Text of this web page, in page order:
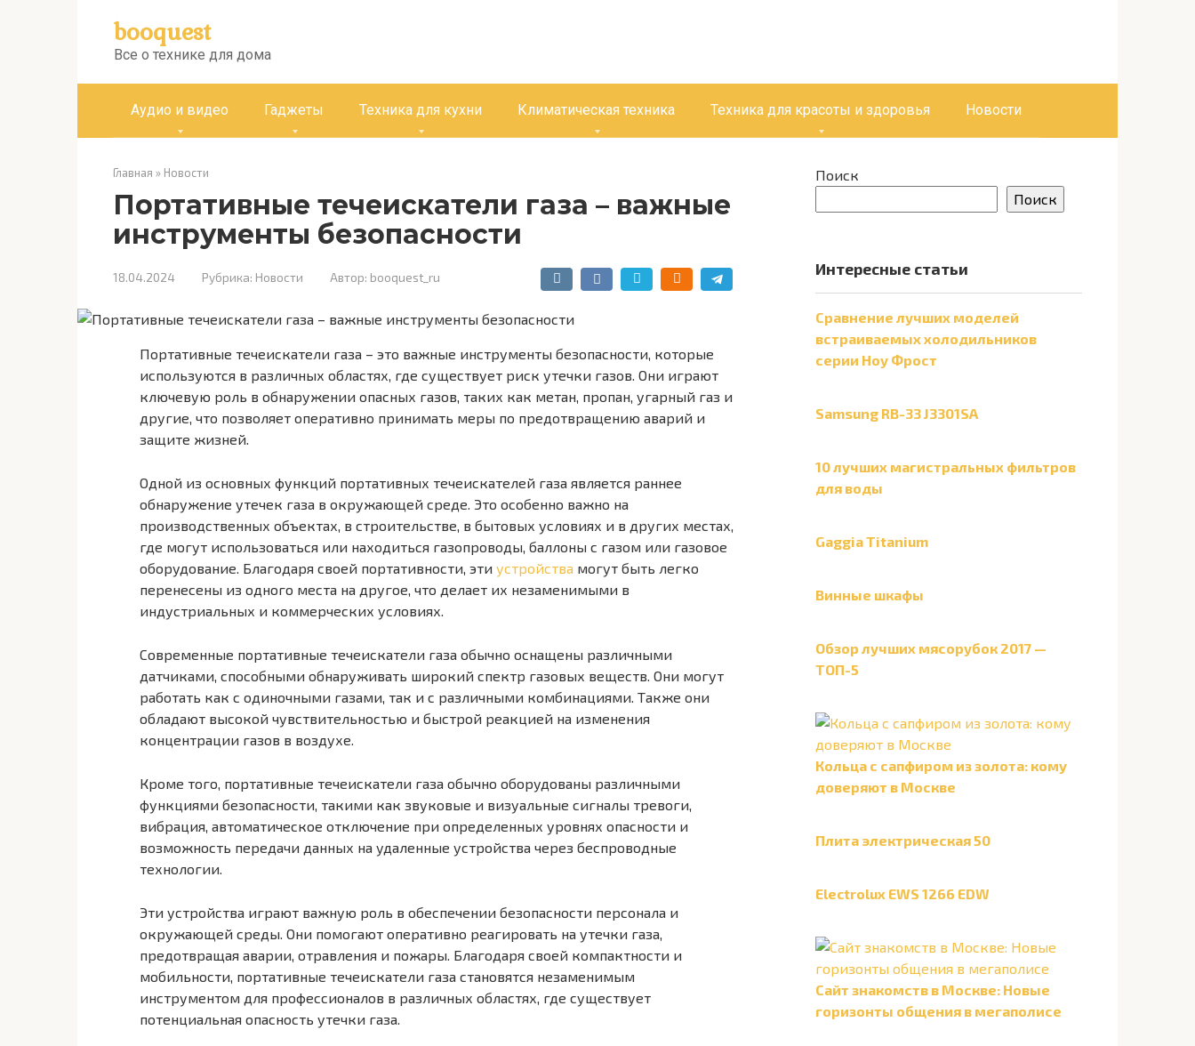
booquest
Все о технике для дома
Аудио и видео Гаджеты Техника для кухни Климатическая техника Техника для красоты и здоровья Новости
Главная » Новости
Портативные течеискатели газа – важные
инструменты безопасности
18.04.2024 Рубрика: Новости Автор: booquest_ru
Портативные течеискатели газа – это важные инструменты безопасности, которые
используются в различных областях, где существует риск утечки газов. Они играют
ключевую роль в обнаружении опасных газов, таких как метан, пропан, угарный газ и
другие, что позволяет оперативно принимать меры по предотвращению аварий и
защите жизней.
Одной из основных функций портативных течеискателей газа является раннее
обнаружение утечек газа в окружающей среде. Это особенно важно на
производственных объектах, в строительстве, в бытовых условиях и в других местах,
где могут использоваться или находиться газопроводы, баллоны с газом или газовое
оборудование. Благодаря своей портативности, эти устройства могут быть легко
перенесены из одного места на другое, что делает их незаменимыми в
индустриальных и коммерческих условиях.
Современные портативные течеискатели газа обычно оснащены различными
датчиками, способными обнаруживать широкий спектр газовых веществ. Они могут
работать как с одиночными газами, так и с различными комбинациями. Также они
обладают высокой чувствительностью и быстрой реакцией на изменения
концентрации газов в воздухе.
Кроме того, портативные течеискатели газа обычно оборудованы различными
функциями безопасности, такими как звуковые и визуальные сигналы тревоги,
вибрация, автоматическое отключение при определенных уровнях опасности и
возможность передачи данных на удаленные устройства через беспроводные
технологии.
Эти устройства играют важную роль в обеспечении безопасности персонала и
окружающей среды. Они помогают оперативно реагировать на утечки газа,
предотвращая аварии, отравления и пожары. Благодаря своей компактности и
мобильности, портативные течеискатели газа становятся незаменимым
инструментом для профессионалов в различных областях, где существует
потенциальная опасность утечки газа.
Поиск
Поиск
Интересные статьи
Сравнение лучших моделей
встраиваемых холодильников
серии Ноу Фрост
Samsung RB-33 J3301SA
10 лучших магистральных фильтров
для воды
Gaggia Titanium
Винные шкафы
Обзор лучших мясорубок 2017 —
ТОП-5
Кольца с сапфиром из золота: кому
доверяют в Москве
Плита электрическая 50
Electrolux EWS 1266 EDW
Сайт знакомств в Москве: Новые
горизонты общения в мегаполисе